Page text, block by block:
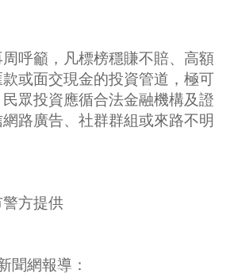
呼籲，凡標榜穩賺不賠、高額
或面交現金的投資管道，極可
眾投資應循合法金融機構及證
路廣告、社群群組或來路不明
方提供
聞網報導：